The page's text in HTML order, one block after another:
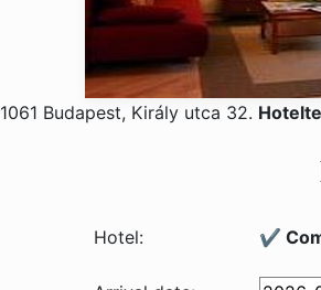
1061 Budapest, Király utca 32.
Hotel: ✔️